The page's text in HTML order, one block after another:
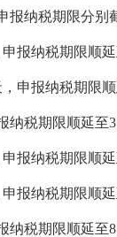
报纳税期限分别
报纳税期限顺延
申报纳税期限顺
纳税期限顺延至3
报纳税期限顺延
报纳税期限顺延
税期限顺延至8